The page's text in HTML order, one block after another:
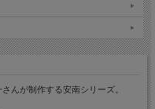
んが制作する安南シリーズ。